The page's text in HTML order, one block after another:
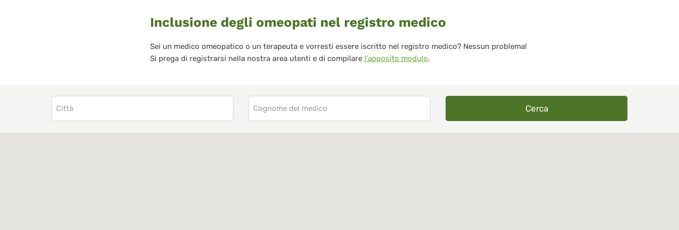
Inclusione degli omeopati nel registro medico
Sei un medico omeopatico o un terapeuta e vorresti essere iscritto nel registro medico? Nessun problema!
Si prega di registrarsi nella nostra area utenti e di compilare l'apposito modulo.
City
Cerca